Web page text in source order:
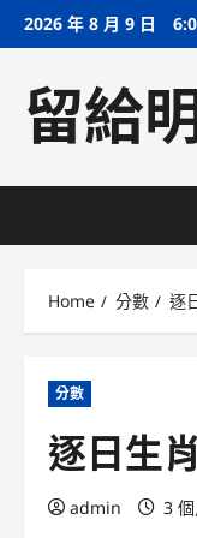
Skip2026 年 8 月 9 日
留給
Home 分數 逐
分數
逐日生
admin 3